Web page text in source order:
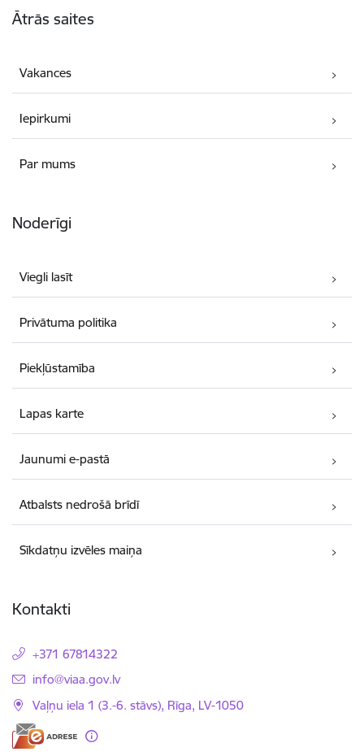
Ātrās saites
Vakances
Iepirkumi
Par mums
Noderīgi
Viegli lasīt
Privātuma politika
Piekļūstamība
Lapas karte
Jaunumi e-pastā
Atbalsts nedrošā brīdī
Sīkdatņu izvēles maiņa
Kontakti
+371 67814322
E-pasts:
info@viaa.gov.lv
Vaļņu iela 1 (3.-6. stāvs), Rīga, LV-1050